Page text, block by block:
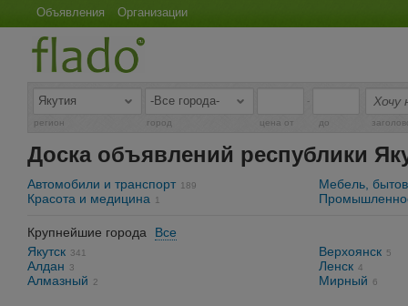
Объявления Организации
-
регион город цена от до
Доска объявлений республики
Автомобили и транспорт 189
Красота и медицина 1
Мебель,
Крупнейшие города
Все
Якутск 341
Алдан 3
Алмазный 2
Верхоянск 5
Ленск 4
Мирный 6